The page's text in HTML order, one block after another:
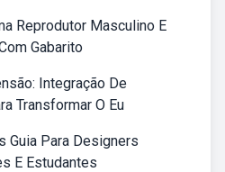
Reprodutor Masculino E
Gabarito
Integração De
Transformar O Eu
Guia Para Designers
E Estudantes